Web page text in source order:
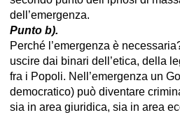
dell’emergenza.
Punto b).
Perché l’emergenza è
uscire dai binari dell’etica, della
fra i Popoli. Nell’emergenza un
democratico) può diventare
sia in area giuridica, sia in area